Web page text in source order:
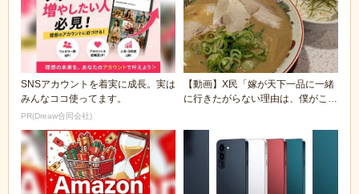
SNSアカウントを着実に成長。実は
みんなココ使ってます。
PR(Dreaw合同会社)
【動画】X民「嫁が天下一品に一緒
に行きたがらない理由は、僕がこの